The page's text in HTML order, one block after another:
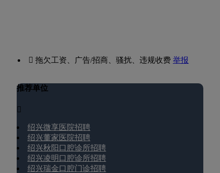
 拖欠工资、广告/招商、骚扰、违规收费举报
推荐单位

绍兴微享医院招聘
绍兴董家医院招聘
绍兴秋阳口腔诊所招聘
绍兴凌明口腔诊所招聘
绍兴瑞金口腔门诊招聘